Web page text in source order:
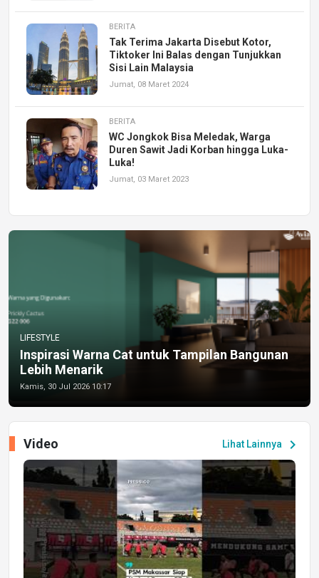
BERITA
Tak Terima Jakarta Disebut Kotor,
Tiktoker Ini Balas dengan Tunjukkan
Sisi Lain Malaysia
Jumat, 08 Maret 2024
BERITA
WC Jongkok Bisa Meledak, Warga
Duren Sawit Jadi Korban hingga Luka-
Luka!
Jumat, 03 Maret 2023
LIFESTYLE
Inspirasi Warna Cat untuk Tampilan Bangunan
Lebih Menarik
Kamis, 30 Jul 2026 10:17
Lihat Lainnya chevron_right
Video